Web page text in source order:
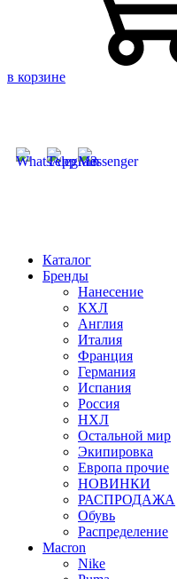
в корзине
Каталог
Бренды
Нанесение
КХЛ
Англия
Италия
Франция
Германия
Испания
Россия
НХЛ
Остальной мир
Экипировка
Европа прочие
НОВИНКИ
РАСПРОДАЖА
Обувь
Распределение
Macron
Nike